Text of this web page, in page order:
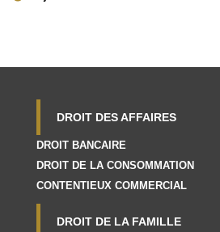
DROIT DES AFFAIRES
DROIT BANCAIRE
DROIT DE LA CONSOMMATION
CONTENTIEUX COMMERCIAL
DROIT DE LA FAMILLE